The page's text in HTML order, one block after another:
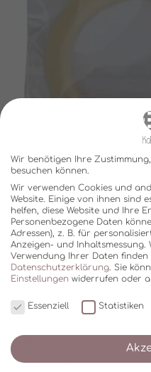
Wir benötigen Ihre
besuchen können.
Wir verwenden Cookies und
Website. Einige von ihnen sind
helfen, diese Website und Ihre
Personenbezogene Daten
Adressen), z. B. für
Anzeigen- und Inhaltsmessung.
Verwendung Ihrer Daten finden
Datenschutzerklärung Sie
Einstellungen widerrufen oder
Essenziell Statistiken